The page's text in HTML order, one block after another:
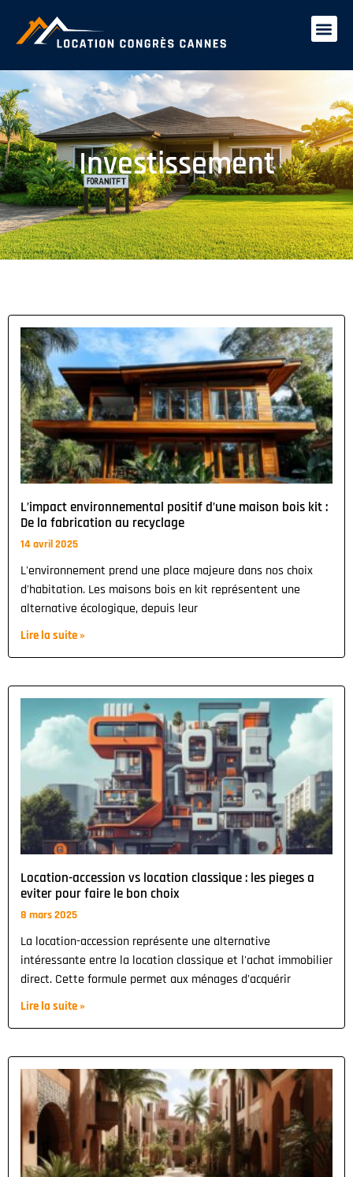
Investissement
L’impact environnemental positif d’une maison bois kit :
De la fabrication au recyclage
14 avril 2025
L'environnement prend une place majeure dans nos choix
d'habitation. Les maisons bois en kit représentent une
alternative écologique, depuis leur
Lire la suite »
Location-accession vs location classique : les pieges a
eviter pour faire le bon choix
8 mars 2025
La location-accession représente une alternative
intéressante entre la location classique et l'achat immobilier
direct. Cette formule permet aux ménages d'acquérir
Lire la suite »